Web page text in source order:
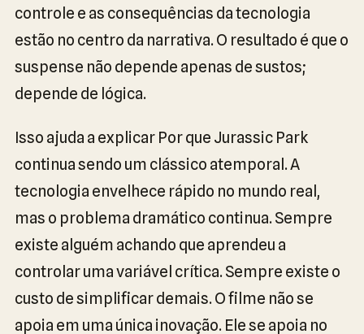
controle e as consequências da tecnologia
estão no centro da narrativa. O resultado é que o
suspense não depende apenas de sustos;
depende de lógica.
Isso ajuda a explicar Por que Jurassic Park
continua sendo um clássico atemporal. A
tecnologia envelhece rápido no mundo real,
mas o problema dramático continua. Sempre
existe alguém achando que aprendeu a
controlar uma variável crítica. Sempre existe o
custo de simplificar demais. O filme não se
apoia em uma única inovação. Ele se apoia no